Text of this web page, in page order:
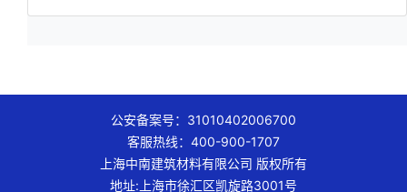
公安备案号：31010402006700
客服热线：400-900-1707
上海中南建筑材料有限公司 版权所有
地址:上海市徐汇区凯旋路3001号